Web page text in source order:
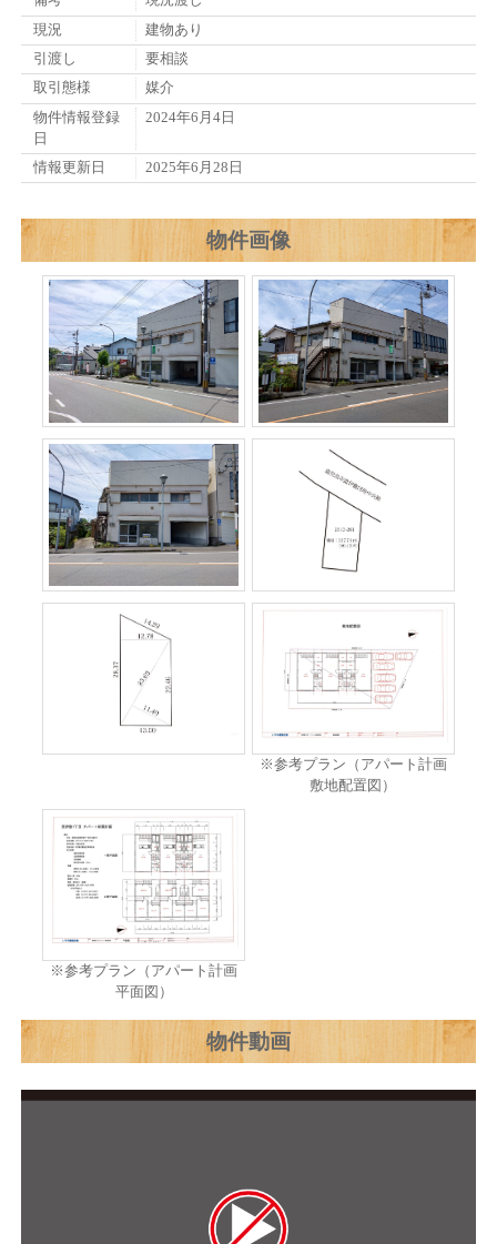
現況
建物あり
引渡し
要相談
取引態様
媒介
物件情報登録
日
2024年6月4日
情報更新日 2025年6月28日
物件画像
※参考プラン（アパート計画
敷地配置図）
※参考プラン（アパート計画
平面図）
物件動画